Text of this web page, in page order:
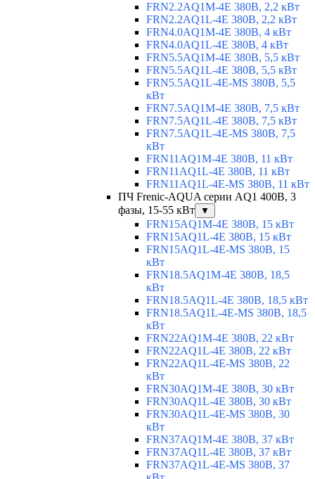
FRN2.2AQ1M-4E 380В, 2,2 кВт
FRN2.2AQ1L-4E 380В, 2,2 кВт
FRN4.0AQ1M-4E 380В, 4 кВт
FRN4.0AQ1L-4E 380В, 4 кВт
FRN5.5AQ1M-4E 380В, 5,5 кВт
FRN5.5AQ1L-4E 380В, 5,5 кВт
FRN5.5AQ1L-4E-MS 380В, 5,5
кВт
FRN7.5AQ1M-4E 380В, 7,5 кВт
FRN7.5AQ1L-4E 380В, 7,5 кВт
FRN7.5AQ1L-4E-MS 380В, 7,5
кВт
FRN11AQ1M-4E 380В, 11 кВт
FRN11AQ1L-4E 380В, 11 кВт
FRN11AQ1L-4E-MS 380В, 11 кВт
ПЧ Frenic-AQUA серии AQ1 400В, 3
фазы, 15-55 кВт
▼
FRN15AQ1M-4E 380В, 15 кВт
FRN15AQ1L-4E 380В, 15 кВт
FRN15AQ1L-4E-MS 380В, 15
кВт
FRN18.5AQ1M-4E 380В, 18,5
кВт
FRN18.5AQ1L-4E 380В, 18,5 кВт
FRN18.5AQ1L-4E-MS 380В, 18,5
кВт
FRN22AQ1M-4E 380В, 22 кВт
FRN22AQ1L-4E 380В, 22 кВт
FRN22AQ1L-4E-MS 380В, 22
кВт
FRN30AQ1M-4E 380В, 30 кВт
FRN30AQ1L-4E 380В, 30 кВт
FRN30AQ1L-4E-MS 380В, 30
кВт
FRN37AQ1M-4E 380В, 37 кВт
FRN37AQ1L-4E 380В, 37 кВт
FRN37AQ1L-4E-MS 380В, 37